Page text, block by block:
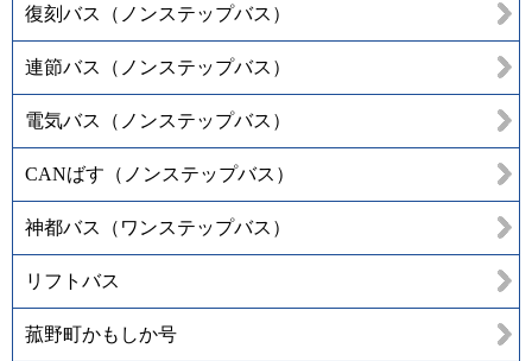
復刻バス（ノンステップバス）
連節バス（ノンステップバス）
電気バス（ノンステップバス）
CANばす（ノンステップバス）
神都バス（ワンステップバス）
リフトバス
菰野町かもしか号